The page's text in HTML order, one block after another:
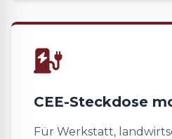
CEE-Steckdose
Für Werkstatt,